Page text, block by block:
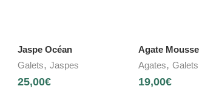
Jaspe Océan
Galets, Jaspes
25,00€
Agate Mousse
Agates,Galets
19,00€